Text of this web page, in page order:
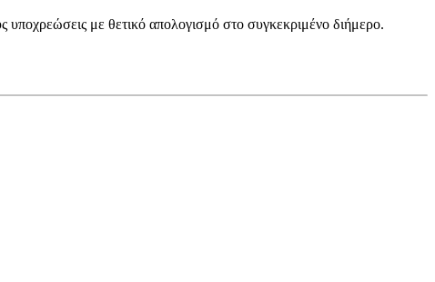
με θετικό απολογισμό στο συγκεκριμένο διήμερο.